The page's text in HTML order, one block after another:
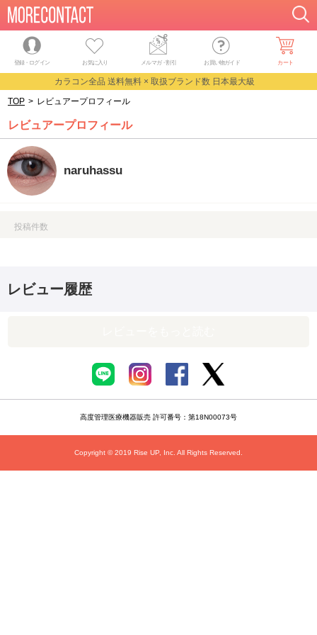
登録・ログイン お気に入り メルマガ・割引 お買い物ガイド カート
カラコン全品 送料無料 × 取扱ブランド数 日本最大級
TOP > レビュアープロフィール
レビュアープロフィール
naruhassu
投稿件数
レビュー履歴
高度管理医療機器販売 許可番号：第18N00073号
Copyright © 2019 Rise UP, Inc. All Rights Reserved.